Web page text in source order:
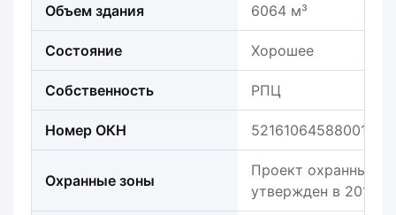
Объем здания 6064 м³
Состояние Хорошее
Собственность РПЦ
Номер ОКН 521610645880015
Охранные зоны
Проект охранных
утвержден в 2019г.